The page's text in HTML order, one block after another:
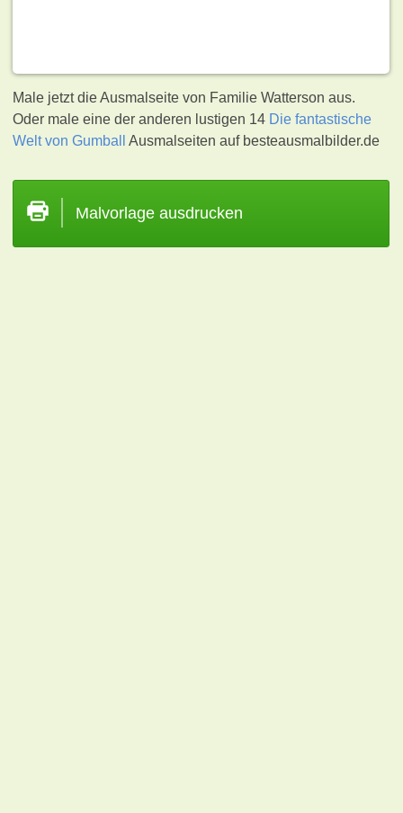
Male jetzt die Ausmalseite von Familie Watterson aus.
Oder male eine der anderen lustigen 14 Die fantastische
Welt von Gumball
Ausmalseiten auf besteausmalbilder.de
Malvorlage ausdrucken